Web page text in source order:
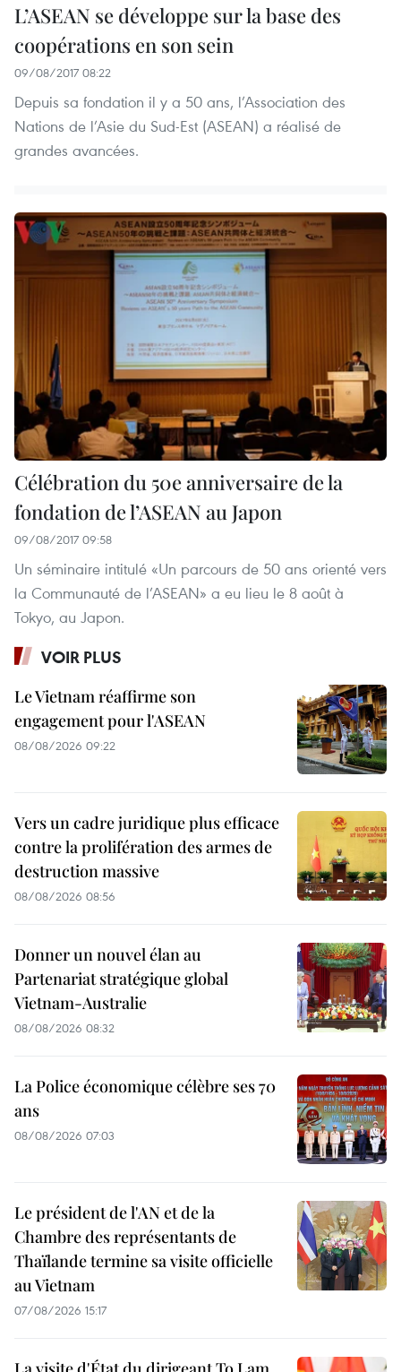
L’ASEAN se développe sur la base des
coopérations en son sein
09/08/2017 08:22
Depuis sa fondation il y a 50 ans, l’Association des
Nations de l’Asie du Sud-Est (ASEAN) a réalisé de
grandes avancées.
Célébration du 50e anniversaire de la
fondation de l’ASEAN au Japon
09/08/2017 09:58
Un séminaire intitulé «Un parcours de 50 ans orienté vers
la Communauté de l’ASEAN» a eu lieu le 8 août à
Tokyo, au Japon.
VOIR PLUS
Le Vietnam réaffirme son
engagement pour l'ASEAN
08/08/2026 09:22
Vers un cadre juridique plus efficace
contre la prolifération des armes de
destruction massive
08/08/2026 08:56
Donner un nouvel élan au
Partenariat stratégique global
Vietnam-Australie
08/08/2026 08:32
La Police économique célèbre ses 70
ans
08/08/2026 07:03
Le président de l'AN et de la
Chambre des représentants de
Thaïlande termine sa visite officielle
au Vietnam
07/08/2026 15:17